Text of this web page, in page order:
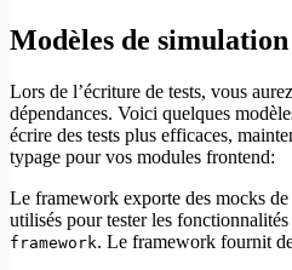
Modèles de simulation
Lors de l’écriture de tests, vous
dépendances. Voici quelques
écrire des tests plus efficaces,
typage pour vos modules frontend:
Le framework exporte des mocks
utilisés pour tester les fonctionnalités
framework. Le framework fournit